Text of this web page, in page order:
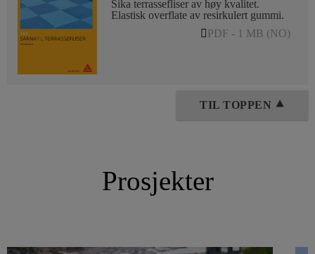
Sika terrassefliser av høy kvalitet.
Elastisk overflate av resirkulert gummi.
PDF - 1 MB (NO)
TIL TOPPEN ⯅
Prosjekter